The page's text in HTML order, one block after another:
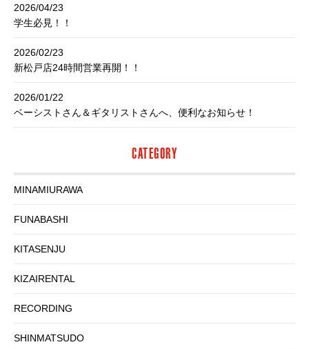
2026/04/23
学生必見！！
2026/02/23
新松戸店24時間営業再開！！
2026/01/22
ベーシストさん＆ギタリストさんへ、便利なお知らせ！
CATEGORY
MINAMIURAWA
FUNABASHI
KITASENJU
KIZAIRENTAL
RECORDING
SHINMATSUDO